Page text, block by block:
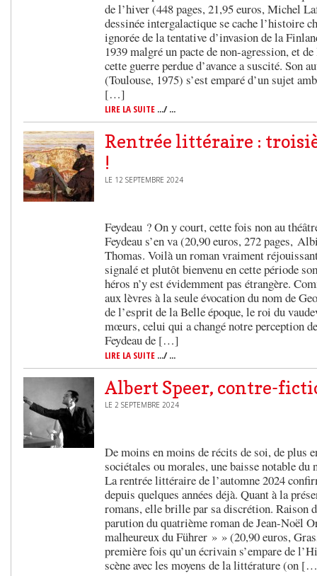
de l’hiver (448 pages, 21,95 euros, Michel
dessinée intergalactique se cache l’histoire
ignorée de la tentative d’invasion de la
1939 malgré un pacte de non-agression, et
cette guerre perdue d’avance a suscité. Son
(Toulouse, 1975) s’est emparé d’un sujet
[…]
LIRE LA SUITE .../ ...
Rentrée littéraire :
!
LE 12 SEPTEMBRE 2024
Feydeau ? On y court, cette fois non au
Feydeau s’en va (20,90 euros, 272 pages,
Thomas. Voilà un roman vraiment
signalé et plutôt bienvenu en cette période
héros n’y est évidemment pas étrangère.
aux lèvres à la seule évocation du nom de
de l’esprit de la Belle époque, le roi du
mœurs, celui qui a changé notre perception
Feydeau de […]
LIRE LA SUITE .../ ...
Albert Speer, contre-
LE 2 SEPTEMBRE 2024
De moins en moins de récits de soi, de plus
sociétales ou morales, une baisse notable du
La rentrée littéraire de l’automne 2024
depuis quelques années déjà. Quant à la
romans, elle brille par sa discrétion. Raison
parution du quatrième roman de Jean-Noël
malheureux du Führer » » (20,90 euros,
première fois qu’un écrivain s’empare de
scène avec les moyens de la littérature (on